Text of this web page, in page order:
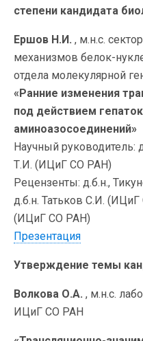
степени кандидата
Ершов Н.И. , м.н.с.
механизмов белок-
отдела молекулярной
«Ранние изменения
под действием
аминоазосоединений»
Научный руководитель:
Т.И. (ИЦиГ СО РАН)
Рецензенты: д.б.н.,
д.б.н. Татьков С.И.
(ИЦиГ СО РАН)
Презентация
Утверждение темы
Волкова О.А. , м.н.с.
ИЦиГ СО РАН